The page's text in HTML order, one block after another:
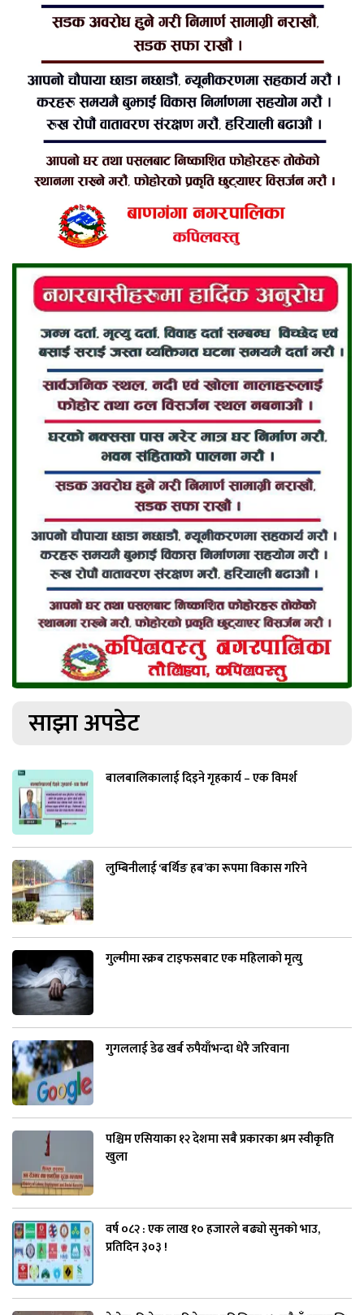
साझा अपडेट
बालबालिकालाई दिइने गृहकार्य – एक विमर्श
लुम्बिनीलाई ‘बर्थिङ हब’का रूपमा विकास गरिने
गुल्मीमा स्क्रब टाइफसबाट एक महिलाको मृत्यु
गुगललाई डेढ खर्ब रुपैयाँभन्दा धेरै जरिवाना
पश्चिम एसियाका १२ देशमा सबै प्रकारका श्रम स्वीकृति
खुला
वर्ष ०८२ : एक लाख १० हजारले बढ्यो सुनको भाउ,
प्रतिदिन ३०३ !